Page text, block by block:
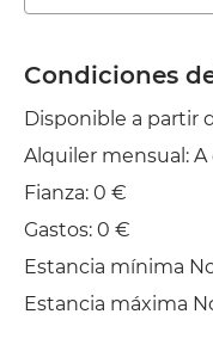
Ascensor
Piscina
Wifi
Jardín/Terraza
Tendedero
Condiciones
Disponible a partir
Alquiler mensual:
Fianza: 0 €
Gastos: 0 €
Estancia mínima
Estancia máxima